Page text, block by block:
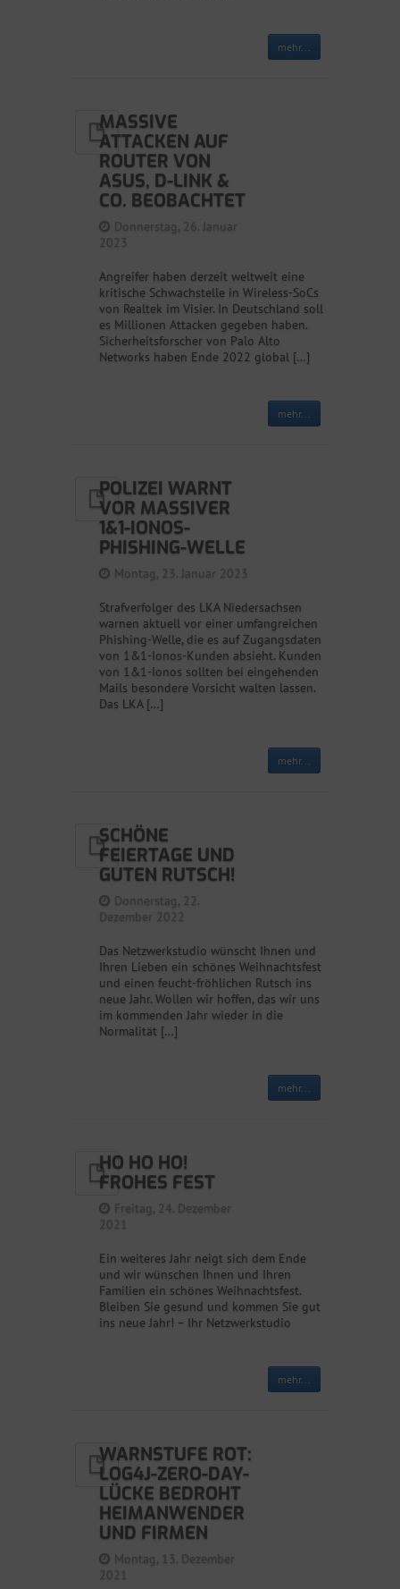
mehr...
MASSIVE
ATTACKEN AUF
ROUTER VON
ASUS, D-LINK &
CO. BEOBACHTET
Donnerstag, 26. Januar
2023
Angreifer haben derzeit weltweit eine
kritische Schwachstelle in Wireless-SoCs
von Realtek im Visier. In Deutschland soll
es Millionen Attacken gegeben haben.
Sicherheitsforscher von Palo Alto
Networks haben Ende 2022 global […]
mehr...
POLIZEI WARNT
VOR MASSIVER
1&1-IONOS-
PHISHING-WELLE
Montag, 23. Januar 2023
Strafverfolger des LKA Niedersachsen
warnen aktuell vor einer umfangreichen
Phishing-Welle, die es auf Zugangsdaten
von 1&1-Ionos-Kunden absieht. Kunden
von 1&1-Ionos sollten bei eingehenden
Mails besondere Vorsicht walten lassen.
Das LKA […]
mehr...
SCHÖNE
FEIERTAGE UND
GUTEN RUTSCH!
Donnerstag, 22.
Dezember 2022
Das Netzwerkstudio wünscht Ihnen und
Ihren Lieben ein schönes Weihnachtsfest
und einen feucht-fröhlichen Rutsch ins
neue Jahr. Wollen wir hoffen, das wir uns
im kommenden Jahr wieder in die
Normalität […]
mehr...
HO HO HO!
FROHES FEST
Freitag, 24. Dezember
2021
Ein weiteres Jahr neigt sich dem Ende
und wir wünschen Ihnen und Ihren
Familien ein schönes Weihnachtsfest.
Bleiben Sie gesund und kommen Sie gut
ins neue Jahr! – Ihr Netzwerkstudio
mehr...
WARNSTUFE ROT:
LOG4J-ZERO-DAY-
LÜCKE BEDROHT
HEIMANWENDER
UND FIRMEN
Montag, 13. Dezember
2021